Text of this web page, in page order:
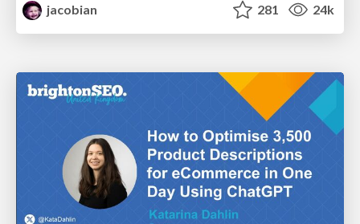
jacobian
281 24k